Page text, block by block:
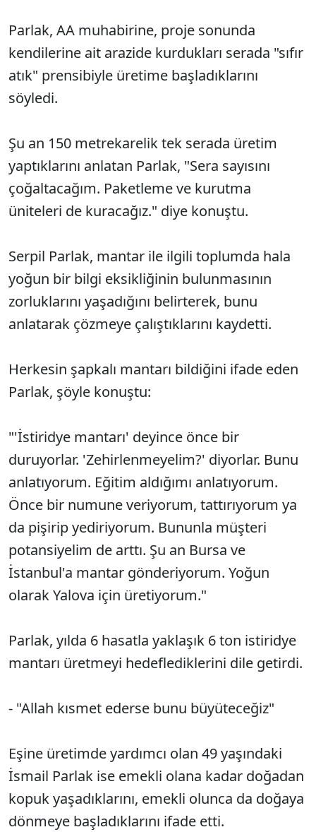
Parlak, AA muhabirine, proje sonunda
kendilerine ait arazide kurdukları serada "sıfır
atık" prensibiyle üretime başladıklarını
söyledi.
Şu an 150 metrekarelik tek serada üretim
yaptıklarını anlatan Parlak, "Sera sayısını
çoğaltacağım. Paketleme ve kurutma
üniteleri de kuracağız." diye konuştu.
Serpil Parlak, mantar ile ilgili toplumda hala
yoğun bir bilgi eksikliğinin bulunmasının
zorluklarını yaşadığını belirterek, bunu
anlatarak çözmeye çalıştıklarını kaydetti.
Herkesin şapkalı mantarı bildiğini ifade eden
Parlak, şöyle konuştu:
"'İstiridye mantarı' deyince önce bir
duruyorlar. 'Zehirlenmeyelim?' diyorlar. Bunu
anlatıyorum. Eğitim aldığımı anlatıyorum.
Önce bir numune veriyorum, tattırıyorum ya
da pişirip yediriyorum. Bununla müşteri
potansiyelim de arttı. Şu an Bursa ve
İstanbul'a mantar gönderiyorum. Yoğun
olarak Yalova için üretiyorum."
Parlak, yılda 6 hasatla yaklaşık 6 ton istiridye
mantarı üretmeyi hedeflediklerini dile getirdi.
- "Allah kısmet ederse bunu büyüteceğiz"
Eşine üretimde yardımcı olan 49 yaşındaki
İsmail Parlak ise emekli olana kadar doğadan
kopuk yaşadıklarını, emekli olunca da doğaya
dönmeye başladıklarını ifade etti.